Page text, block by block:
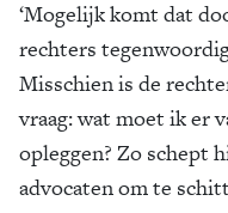
‘Mogelijk komt dat
rechters
Misschien is de
vraag: wat moet ik er
opleggen? Zo schept
advocaten om te